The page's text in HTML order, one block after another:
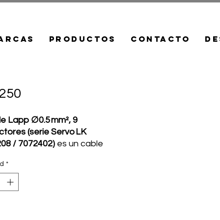
Productos Contacto
Lapp ∅0.5 mm², 9
(serie Servo LK
/ 7072402) es un cable
diseñado para
con muy alta exigencia
*